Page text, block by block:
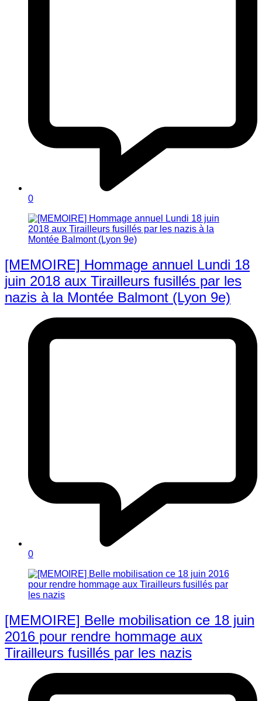
0
[MEMOIRE] Hommage annuel Lundi 18
juin 2018 aux Tirailleurs fusillés par les
nazis à la Montée Balmont (Lyon 9e)
0
[MEMOIRE] Belle mobilisation ce 18 juin
2016 pour rendre hommage aux
Tirailleurs fusillés par les nazis